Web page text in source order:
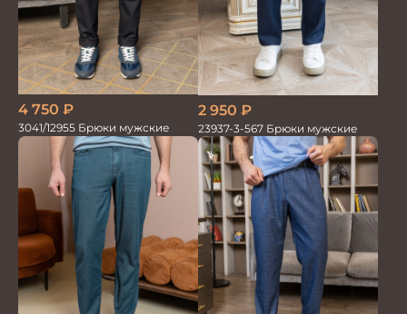
4 750 ₽
3041/12955 Брюки мужские
2 950 ₽
23937-3-567 Брюки мужские